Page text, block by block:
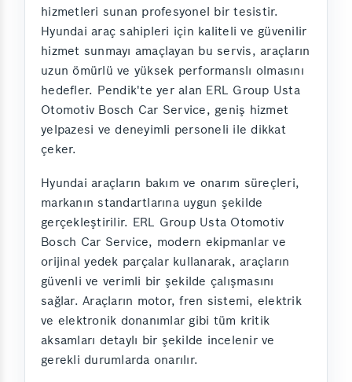
hizmetleri sunan profesyonel bir tesistir.
Hyundai araç sahipleri için kaliteli ve güvenilir
hizmet sunmayı amaçlayan bu servis, araçların
uzun ömürlü ve yüksek performanslı olmasını
hedefler. Pendik'te yer alan ERL Group Usta
Otomotiv Bosch Car Service, geniş hizmet
yelpazesi ve deneyimli personeli ile dikkat
çeker.
Hyundai araçların bakım ve onarım süreçleri,
markanın standartlarına uygun şekilde
gerçekleştirilir. ERL Group Usta Otomotiv
Bosch Car Service, modern ekipmanlar ve
orijinal yedek parçalar kullanarak, araçların
güvenli ve verimli bir şekilde çalışmasını
sağlar. Araçların motor, fren sistemi, elektrik
ve elektronik donanımlar gibi tüm kritik
aksamları detaylı bir şekilde incelenir ve
gerekli durumlarda onarılır.